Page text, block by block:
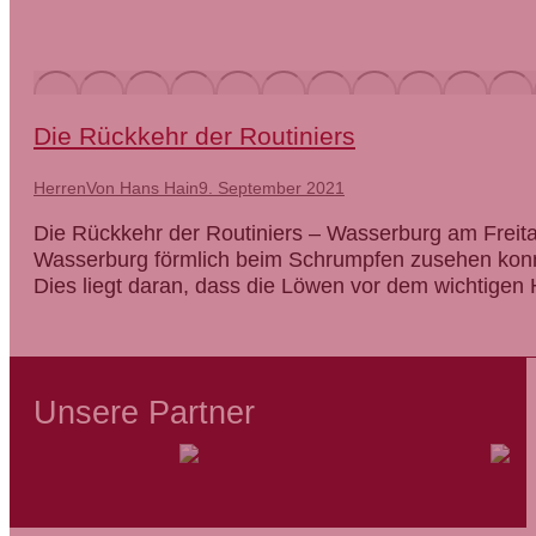
Die Rückkehr der Routiniers
HerrenVon Hans Hain9. September 2021
Die Rückkehr der Routiniers – Wasserburg am
Wasserburg förmlich beim Schrumpfen zusehen
Dies liegt daran, dass die Löwen vor dem
Unsere Partner